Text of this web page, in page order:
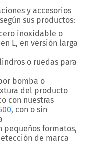
y accesorios
sus productos:
inoxidable o
L, en versión larga
o ruedas para
bomba o
del producto
con nuestras
, con o sin
pequeños formatos,
de marca